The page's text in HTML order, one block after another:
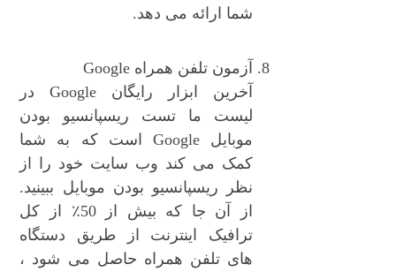
شما ارائه می دهد.
آزمون تلفن همراه Google
آخرین ابزار رایگان Google در
لیست ما تست ریسپانسیو بودن
موبایل Google است که به شما
کمک می کند وب سایت خود را از
نظر ریسپانسیو بودن موبایل ببینید.
از آن جا که بیش از 50٪ از کل
ترافیک اینترنت از طریق دستگاه
های تلفن همراه حاصل می شود ،